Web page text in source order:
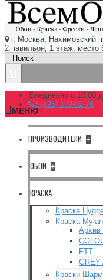
г. Москва, Нахимовский
2 павильон, 1 этаж, место
Ежедневно с 10:00
8 (495) 109-02-76
МЕНЮ
ПРОИЗВОДИТЕЛИ +
ОБОИ +
КРАСКА
Краска
Краска
Архив
FTT
GREY
Краски